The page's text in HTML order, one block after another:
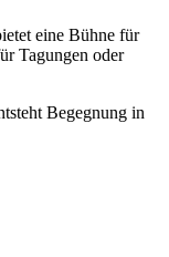
eine Bühne für
Tagungen oder
Begegnung in